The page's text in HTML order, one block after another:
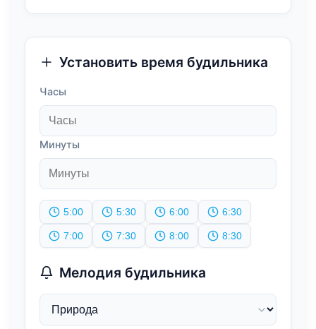
Установить время будильника
Часы
Минуты
5:00 5:30 6:00 6:30
7:00 7:30 8:00 8:30
Мелодия будильника